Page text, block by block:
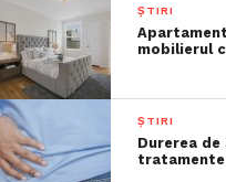
ȘTIRI
mobilierul
ȘTIRI
Durerea